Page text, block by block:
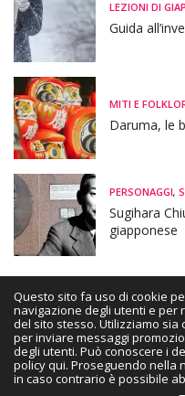
LEZIONI DI
Guida
MITI E
Daruma, le
PERSONAGGI,
Sugihara
giapponese
HOME CHI SONO
Copyright ©2021 Tradurre il
Questo sito fa uso di cookie
navigazione degli utenti e per
del sito stesso. Utilizziamo sia
per inviare messaggi
degli utenti. Può conoscere i
policy qui. Proseguendo nella
in caso contrario è possibile